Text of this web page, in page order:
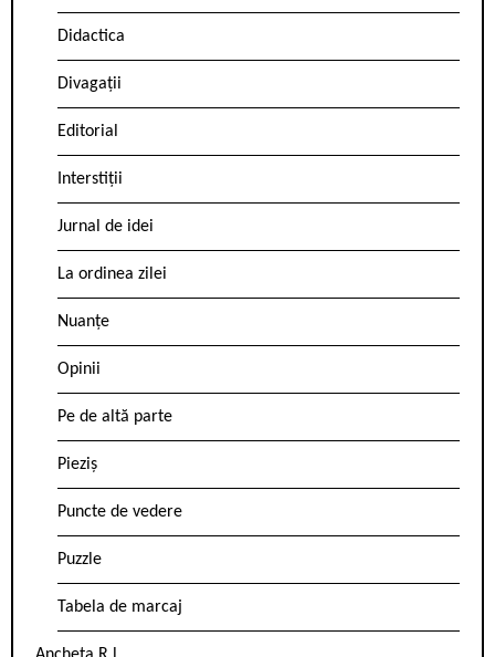
Didactica
Divagații
Editorial
Interstiții
Jurnal de idei
La ordinea zilei
Nuanțe
Opinii
Pe de altă parte
Pieziș
Puncte de vedere
Puzzle
Tabela de marcaj